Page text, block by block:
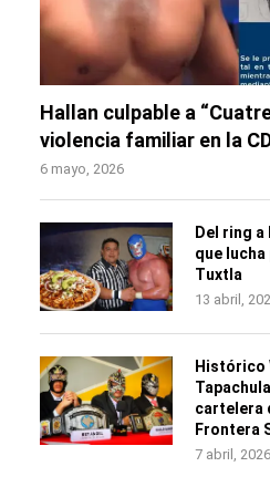
Hallan culpable a
violencia familiar en la
6 mayo, 2026
Del ring
que
Tuxtla
13 abril,
Histórico
cartelera
Frontera
7 abril, 2026